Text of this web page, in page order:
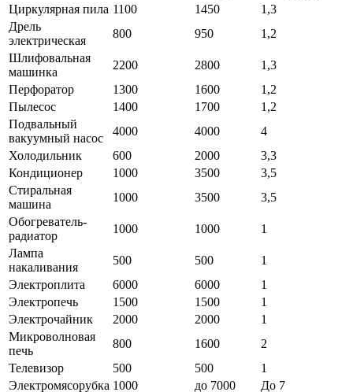
Циркулярная пила 1100 1450
1,3
Дрель
электрическая
800 950
1,2
Шлифовальная
машинка
2200 2800
1,3
Перфоратор
1300 1600
1,2
Пылесос
1400 1700
1,2
Подвальный
вакуумный насос
4000 4000
4
Холодильник
600 2000
3,3
Кондиционер
1000 3500
3,5
Стиральная
машина
1000 3500
3,5
Обогреватель-
радиатор
1000 1000
1
Лампа
накаливания
500 500
1
Электроплита
6000 6000
1
Электропечь
1500 1500
1
Электрочайник
2000 2000
1
Микроволновая
печь
800 1600
2
Телевизор
500 500
1
Электромясорубка 1000 до 7000 До 7